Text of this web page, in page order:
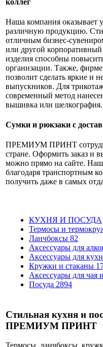
Наша компания оказывает
различную продукцию.
отличным бизнес-
или другой
изделия способны
организации. Также,
позволит сделать яркие и
выпускников. Для
современный метод
вышивка или шелкография.
Сумки и рюкзаки с
ПРЕМИУМ ПРИНТ
стране. Оформить заказ и
можно прямо на сайте.
благодаря транспортным
получить даже в самых
КУХНЯ И ПОСУДА
Термосы и
Ланчбоксы 82
Аксессуары для
Аксессуары для
Кружки и стаканы
Аксессуары для чая
Посуда 2894
Стильная кухня и
ПРЕМИУМ ПРИНТ